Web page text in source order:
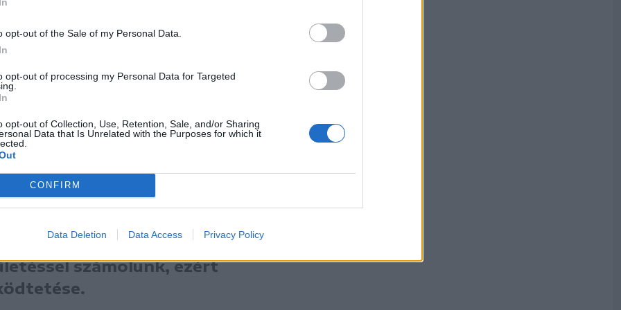
opt-out of the Sale of my Personal Data.
opt-out of processing my Personal Data for Targeted
opt-out of Collection, Use, Retention, Sale, and/or Sharing
Data that Is Unrelated with the Purposes for which it
CONFIRM
Data Deletion Data Access Privacy Policy
áfával együtt 12,3 millió lej.
ban készítettek egy községszintű
napközire, illetve bölcsődére. Az
ezt a lehetőséget. „A gyereklétszám
számolunk, ezért